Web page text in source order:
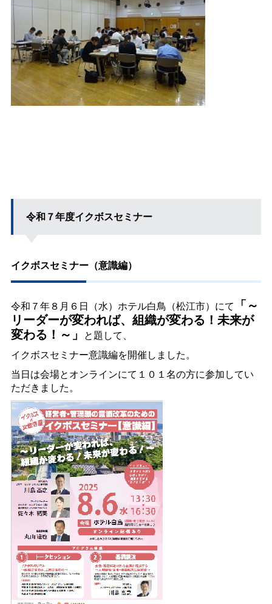
令和７年度イクボスセミナー
イクボスセミナー（意識編）
令和７年８月６日（水）ホテル白鳥（松江市）にて
「～
リーダーが変われば、組織が変わる！未来が
変わる！～」 と題して、
イクボスセミナー意識編を開催しました。
当日は会場とオンラインにて１０１名の方に参加してい
ただきました。